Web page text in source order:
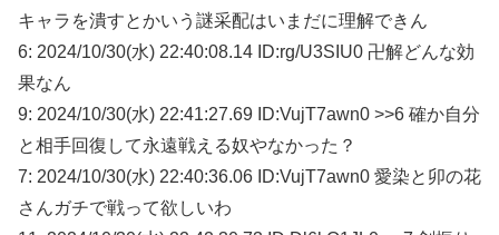
キャラを潰すとかいう謎采配はいまだに理解できん
6: 2024/10/30(水) 22:40:08.14 ID:rg/U3SIU0 卍解どんな効
果なん
9: 2024/10/30(水) 22:41:27.69 ID:VujT7awn0 >>6 確か自分
と相手回復して永遠戦える奴やなかった？
7: 2024/10/30(水) 22:40:36.06 ID:VujT7awn0 愛染と卯の花
さんガチで戦って欲しいわ